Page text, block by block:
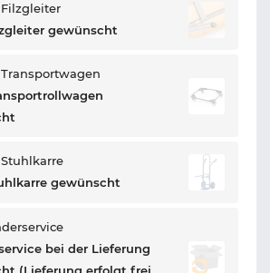
gewünscht
gewünscht
bei der Lieferung
(Lieferung erfolgt frei